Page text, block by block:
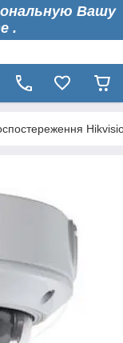
Вашу
.